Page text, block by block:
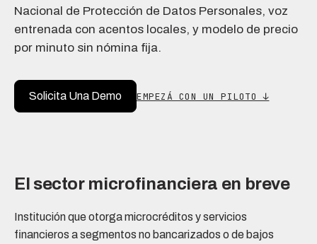
Nacional de Protección de Datos Personales, voz
entrenada con acentos locales, y modelo de precio
por minuto sin nómina fija.
Solicita Una Demo EMPEZÁ CON UN PILOTO ↓
El sector microfinanciera en breve
Institución que otorga microcréditos y servicios
financieros a segmentos no bancarizados o de bajos